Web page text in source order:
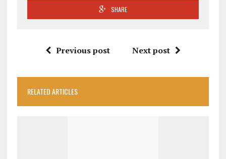
SHARE
Previous post Next post
RELATED ARTICLES